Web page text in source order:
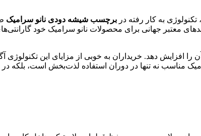
به کار رفته در برچسب شیشه دودی نانو سرامیک
معتبر جهانی برای محصولات نانو سرامیک خود
دهد. خریداران به خوبی از مزایای این تکنولوژی
مناسب نه تنها در دوران استفاده لذت‌بخش است، بلکه